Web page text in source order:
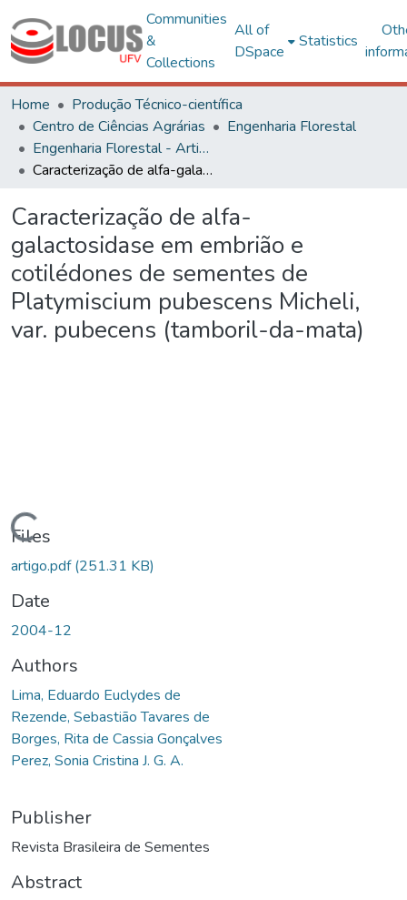
Communities
&
Collections
All of
DSpace
Statistics
Home
Produção Técnico-científica
Centro de Ciências Agrárias
Engenharia Florestal
Engenharia Florestal - Artigos
Caracterização de alfa-galactosidase em embrião e cotilédones de sementes de Platymiscium pubescens Micheli, var. pubecens (tamboril-da-mata)
Caracterização de alfa-
galactosidase em embrião e
cotilédones de sementes de
Platymiscium pubescens Micheli,
var. pubecens (tamboril-da-mata)
Loading...
Files
artigo.pdf(251.31 KB)
Date
2004-12
Authors
Lima, Eduardo Euclydes de
Rezende, Sebastião Tavares de
Borges, Rita de Cassia Gonçalves
Perez, Sonia Cristina J. G. A.
Publisher
Revista Brasileira de Sementes
Abstract